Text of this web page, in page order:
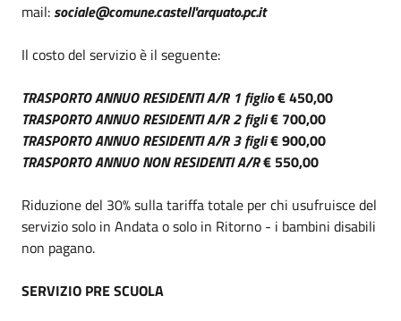
mail:sociale@comune.castell'arquato.pc.it
Il costo del servizio è il seguente:
TRASPORTO ANNUO RESIDENTI A/R 1 figlio€ 450,00
TRASPORTO ANNUO RESIDENTI A/R 2 figli€ 700,00
TRASPORTO ANNUO RESIDENTI A/R 3 figli€ 900,00
TRASPORTO ANNUO NON RESIDENTI A/R€ 550,00
Riduzione del 30% sulla tariffa totale per chi usufruisce del
servizio solo in Andata o solo in Ritorno - i bambini disabili
non pagano.
SERVIZIO PRE SCUOLA